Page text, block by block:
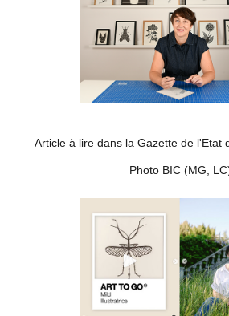
Article à lire dans la Gazette de l'Etat
Photo BIC (MG,